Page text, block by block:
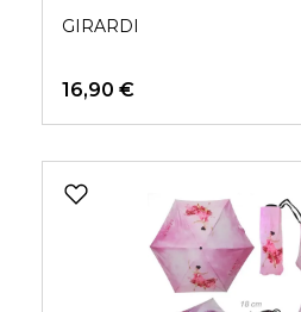
GIRARDI
16,90 €